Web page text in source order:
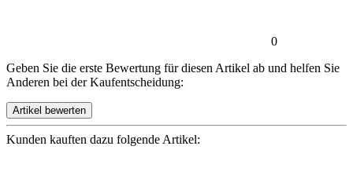
0
Geben Sie die erste Bewertung für diesen Artikel ab und helfen Sie
Anderen bei der Kaufentscheidung:
Kunden kauften dazu folgende Artikel: